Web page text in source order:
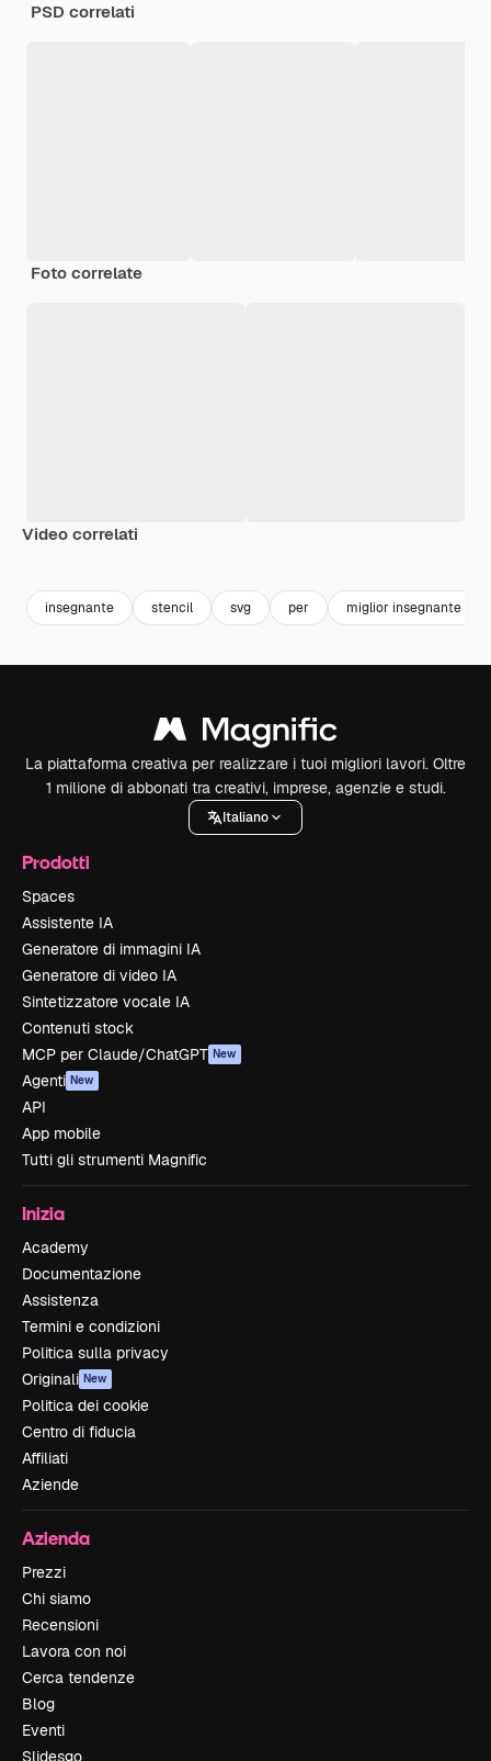
PSD correlati
Foto correlate
Video correlati
insegnante stencil svg per miglior insegnante di
La piattaforma creativa per realizzare i tuoi migliori lavori. Oltre
1 milione di abbonati tra creativi, imprese, agenzie e studi.
Italiano
Prodotti
Spaces
Assistente IA
Generatore di immagini IA
Generatore di video IA
Sintetizzatore vocale IA
Contenuti stock
MCP per Claude/ChatGPT New
Agenti New
API
App mobile
Tutti gli strumenti Magnific
Inizia
Academy
Documentazione
Assistenza
Termini e condizioni
Politica sulla privacy
Originali New
Politica dei cookie
Centro di fiducia
Affiliati
Aziende
Azienda
Prezzi
Chi siamo
Recensioni
Lavora con noi
Cerca tendenze
Blog
Eventi
Slidesgo